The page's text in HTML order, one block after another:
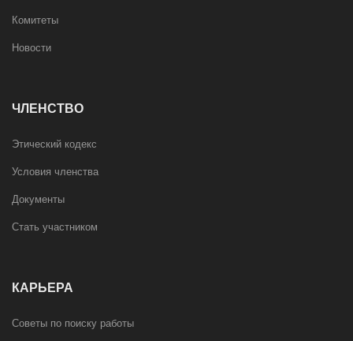
Комитеты
Новости
ЧЛЕНСТВО
Этический кодекс
Условия членства
Документы
Стать участником
КАРЬЕРА
Советы по поиску работы